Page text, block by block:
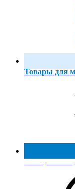
Товары для
Реестр